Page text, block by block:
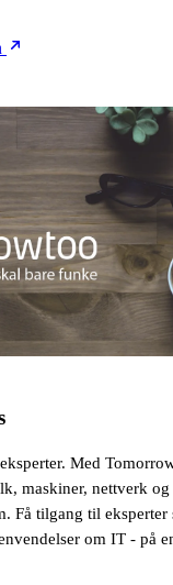
Med
maskiner, nettverk
Få tilgang til eksperter
om IT - på